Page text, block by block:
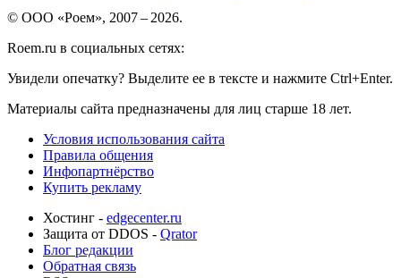
© ООО «Роем», 2007 – 2026.
Roem.ru в социальных сетях:
Увидели опечатку? Выделите ее в тексте и нажмите Ctrl+Enter.
Материалы сайта предназначены для лиц старше 18 лет.
Условия использования сайта
Правила общения
Инфопартнёрство
Купить рекламу
Хостинг - edgecenter.ru
Защита от DDOS - Qrator
Блог редакции
Обратная связь